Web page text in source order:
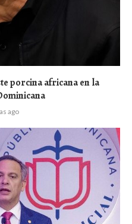
porcina africana en la
ago